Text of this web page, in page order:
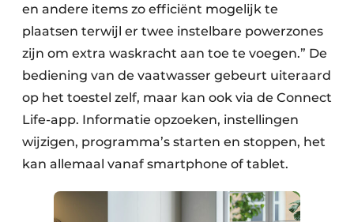
en andere items zo efficiënt mogelijk te
plaatsen terwijl er twee instelbare powerzones
zijn om extra waskracht aan toe te voegen.” De
bediening van de vaatwasser gebeurt uiteraard
op het toestel zelf, maar kan ook via de Connect
Life-app. Informatie opzoeken, instellingen
wijzigen, programma’s starten en stoppen, het
kan allemaal vanaf smartphone of tablet.